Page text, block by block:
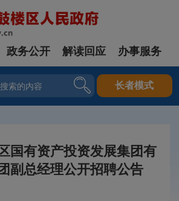
政务公开 解读回应 办事服务
长者模式
国有资产投资发展集团有
副总经理公开招聘公告